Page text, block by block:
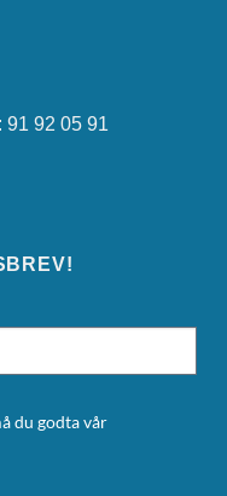
91 92 05 91
du godta vår